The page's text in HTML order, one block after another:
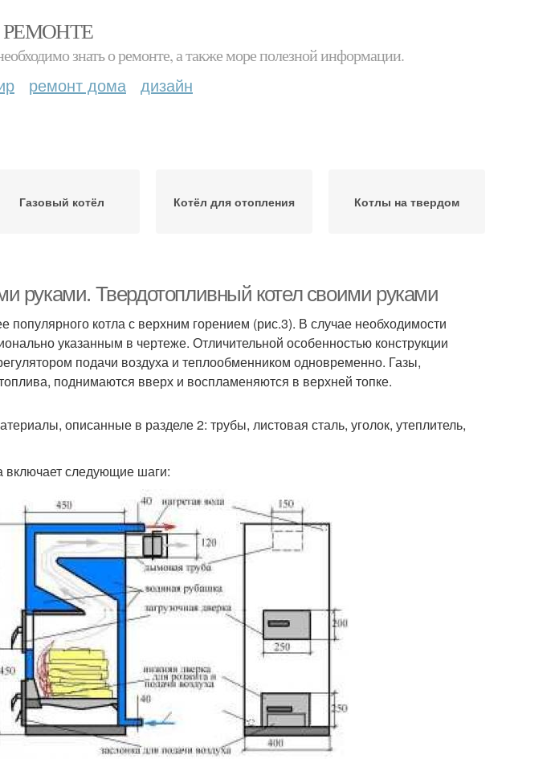
РЕМОНТЕ
знать о ремонте, а также море полезной информации.
ремонт дома дизайн
Газовый котёл Котёл для отопления Котлы на твердом
руками. Твердотопливный котел своими руками
котла с верхним горением (рис.3). В случае необходимости
указанным в чертеже. Отличительной особенностью конструкции
подачи воздуха и теплообменником одновременно. Газы,
поднимаются вверх и воспламеняются в верхней топке.
описанные в разделе 2: трубы, листовая сталь, уголок, утеплитель,
включает следующие шаги: